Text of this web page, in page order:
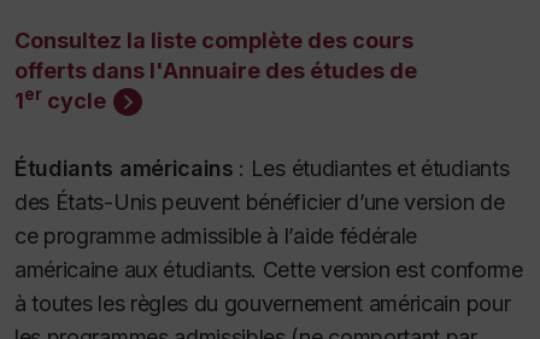
Consultez la liste complète des cours
offerts dans l'Annuaire des études de
1er cycle
Étudiants américains : Les étudiantes et étudiants
des États-Unis peuvent bénéficier d’une version de
ce programme admissible à l’aide fédérale
américaine aux étudiants. Cette version est conforme
à toutes les règles du gouvernement américain pour